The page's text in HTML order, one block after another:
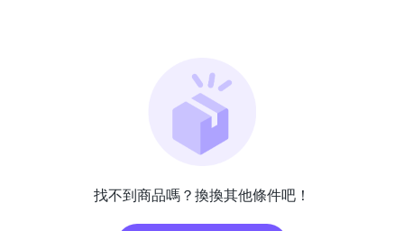
找不到商品嗎？換換其他條件吧！